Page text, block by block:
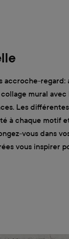
accroche-regard:
mural avec
Les
à chaque motif
vous dans
vous inspirer